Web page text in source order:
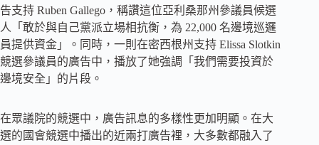
告支持 Ruben Gallego，稱讚這位亞利桑那州參議員候選
人「敢於與自己黨派立場相抗衡，為 22,000 名邊境巡邏
員提供資金」。同時，一則在密西根州支持 Elissa Slotkin
競選參議員的廣告中，播放了她強調「我們需要投資於
邊境安全」的片段。
在眾議院的競選中，廣告訊息的多樣性更加明顯。在大
選的國會競選中播出的近兩打廣告裡，大多數都融入了